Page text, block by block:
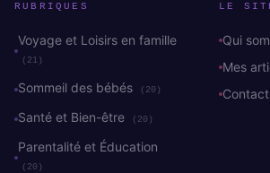
RUBRIQUES
Voyage et Loisirs en famille
(21)
Sommeil des bébés (20)
Santé et Bien-être (20)
Parentalité et Éducation
(20)
LE
Qui
Mes
Contact